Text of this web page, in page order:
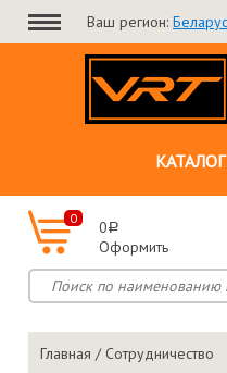
Ваш регион:
0 0a
Оформить
Главная / Сотрудничество